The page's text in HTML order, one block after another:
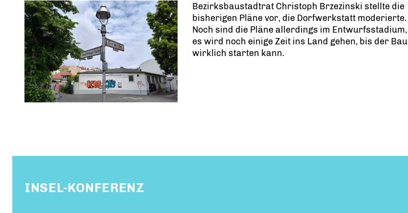
Bezirksbaustadtrat Christoph Brzezinski stellte die
bisherigen Pläne vor, die Dorfwerkstatt moderierte.
Noch sind die Pläne allerdings im Entwurfsstadium,
es wird noch einige Zeit ins Land gehen, bis der Bau
wirklich starten kann.
INSEL-KONFERENZ